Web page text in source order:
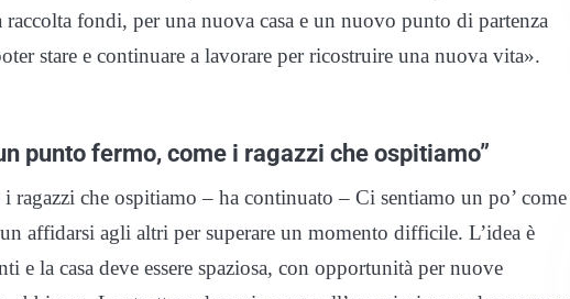
raccolta fondi, per una nuova casa e un nuovo punto di partenza
stare e continuare a lavorare per ricostruire una nuova vita».
punto fermo, come i ragazzi che ospitiamo”
ragazzi che ospitiamo – ha continuato – Ci sentiamo un po’ come
affidarsi agli altri per superare un momento difficile. L’idea è
e la casa deve essere spaziosa, con opportunità per nuove